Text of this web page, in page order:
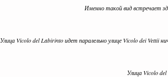
Именно такой вид встречает
Улица Vicolo del Labirinto идет паралельно улице Vicolo dei Vettii
Улица Vicolo